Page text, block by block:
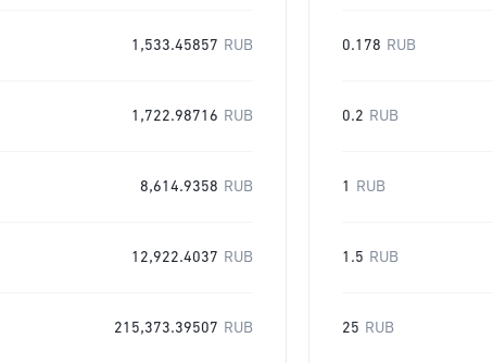
1,533.45857 RUB
1,722.98716 RUB
8,614.9358 RUB
12,922.4037 RUB
215,373.39507 RUB
0.178 RUB
0.2 RUB
1 RUB
1.5 RUB
25 RUB